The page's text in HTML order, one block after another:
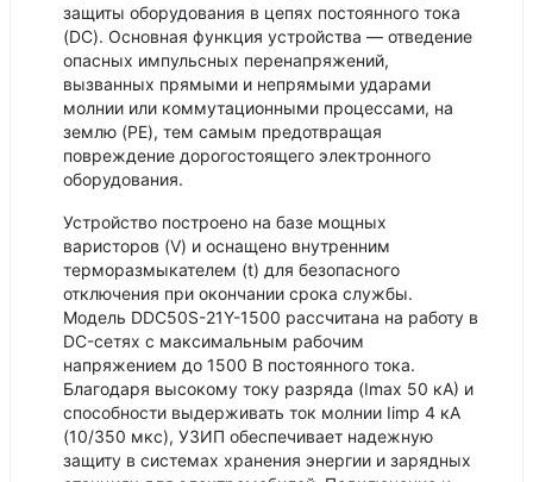
защиты оборудования в цепях постоянного тока
(DC). Основная функция устройства — отведение
опасных импульсных перенапряжений,
вызванных прямыми и непрямыми ударами
молнии или коммутационными процессами, на
землю (PE), тем самым предотвращая
повреждение дорогостоящего электронного
оборудования.
Устройство построено на базе мощных
варисторов (V) и оснащено внутренним
терморазмыкателем (t) для безопасного
отключения при окончании срока службы.
Модель DDC50S-21Y-1500 рассчитана на работу в
DC-сетях с максимальным рабочим
напряжением до 1500 В постоянного тока.
Благодаря высокому току разряда (Imax 50 кА) и
способности выдерживать ток молнии Iimp 4 кА
(10/350 мкс), УЗИП обеспечивает надежную
защиту в системах хранения энергии и зарядных